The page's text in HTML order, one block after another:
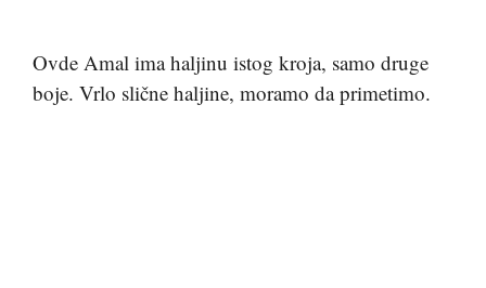
Ovde Amal ima haljinu istog kroja, samo druge
boje. Vrlo slične haljine, moramo da primetimo.